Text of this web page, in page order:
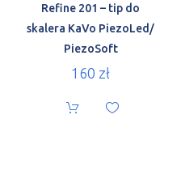
Refine 201 – tip do
skalera KaVo PiezoLed/
PiezoSoft
160 zł